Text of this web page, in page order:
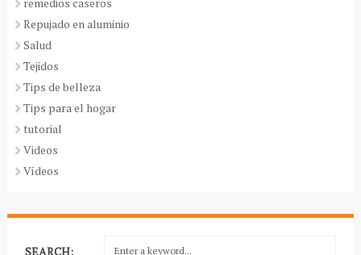
Repujado en aluminio
Salud
Tejidos
Tips de belleza
Tips para el hogar
tutorial
Videos
Vídeos
SEARCH: